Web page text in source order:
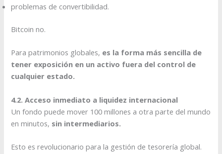
problemas de convertibilidad.
Bitcoin no.
Para patrimonios globales, es la forma más sencilla de
tener exposición en un activo fuera del control de
cualquier estado.
4.2. Acceso inmediato a liquidez internacional
Un fondo puede mover 100 millones a otra parte del mundo
en minutos, sin intermediarios.
Esto es revolucionario para la gestión de tesorería global.